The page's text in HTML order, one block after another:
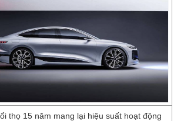
thọ 15 năm mang lại hiệu suất hoạt động